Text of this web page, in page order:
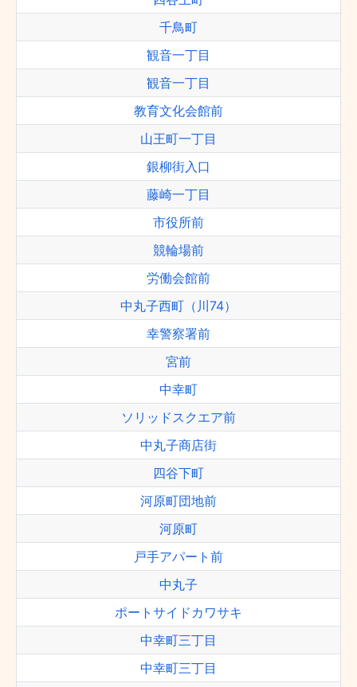
千鳥町
観音一丁目
観音一丁目
教育文化会館前
山王町一丁目
銀柳街入口
藤崎一丁目
市役所前
競輪場前
労働会館前
中丸子西町（川74）
幸警察署前
宮前
中幸町
ソリッドスクエア前
中丸子商店街
四谷下町
河原町団地前
河原町
戸手アパート前
中丸子
ポートサイドカワサキ
中幸町三丁目
中幸町三丁目